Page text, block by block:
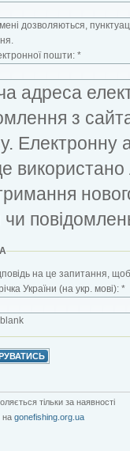
дозволяються,
пошти: *
адреса
з
Електронну
чи
на це запитання,
України (на укр. мові): *
тільки за наявності
на gonefishing.org.ua